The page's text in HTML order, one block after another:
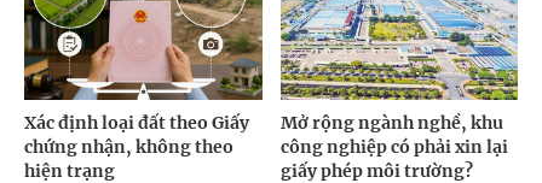
Xác định loại đất theo Giấy
chứng nhận, không theo
hiện trạng
Mở rộng ngành nghề, khu
công nghiệp có phải xin lại
giấy phép môi trường?